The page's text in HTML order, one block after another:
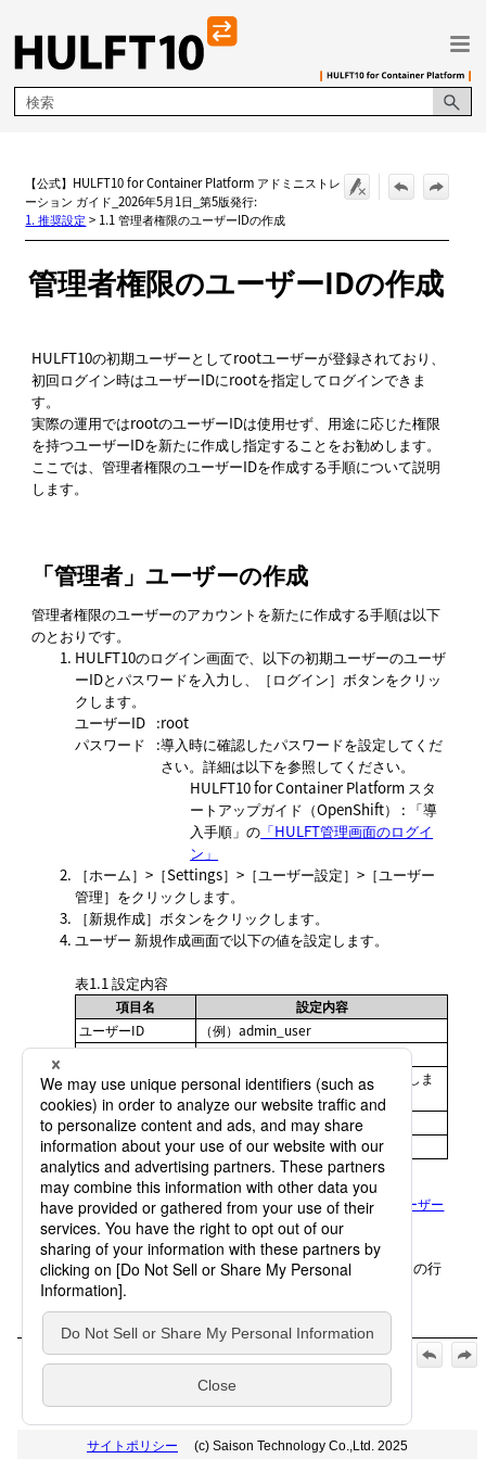
メイン コンテンツにスキップ
【公式】HULFT10 for Container Platform アドミニストレ
ーション ガイド_2026年5月1日_第5版発行:
1. 推奨設定 > 1.1 管理者権限のユーザーIDの作成
管理者権限のユーザーIDの作成
HULFT10の初期ユーザーとしてrootユーザーが登録されており、
初回ログイン時はユーザーIDにrootを指定してログインできま
す。
実際の運用ではrootのユーザーIDは使用せず、用途に応じた権限
を持つユーザーIDを新たに作成し指定することをお勧めします。
ここでは、管理者権限のユーザーIDを作成する手順について説明
します。
「管理者」ユーザーの作成
管理者権限のユーザーのアカウントを新たに作成する手順は以下
のとおりです。
HULFT10のログイン画面で、以下の初期ユーザーのユーザ
ーIDとパスワードを入力し、
ログイン
ボタンをクリッ
クします。
ユーザーID :root
パスワード
:導入時に確認したパスワードを設定してくだ
さい。詳細は以下を参照してください。
HULFT10 for Container Platform スタ
ートアップガイド（OpenShift）
: 「導
入手順」の 「HULFT管理画面のログイ
ン」
ホーム
> Settings > ユーザー設定 >
ユーザー
管理
をクリックします。
新規作成
ボタンをクリックします。
ユーザー 新規作成画面で以下の値を設定します。
表1.1設定内容
項目名
設定内容
ユーザーID
（例）admin_user
表示名
（例）管理者
メールアドレス
所有しているメールアドレスを設定しま
す
初期パスワード
初期パスワードを設定します
ユーザーの権限
管理者（*1）
その他の項目の設定は任意です。
*1:ユーザーの権限についての詳細は、「用語集」の
「ユーザー
の権限」を参照してください。
保存
ボタンをクリックします。
ユーザー管理画面の一覧に、作成した ユーザーID
の行
が表示されます。
【公式】HULFT10 for Container Platform アドミニストレーシ
ョン ガイド_2026年5月1日_第5版発行:
サイトポリシー (c) Saison Technology Co.,Ltd. 2025